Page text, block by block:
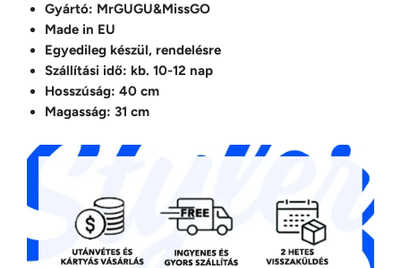
Gyártó: MrGUGU&MissGO
Made in EU
Egyedileg készül, rendelésre
Szállítási idő: kb. 10-12 nap
Hosszúság: 40 cm
Magasság: 31 cm